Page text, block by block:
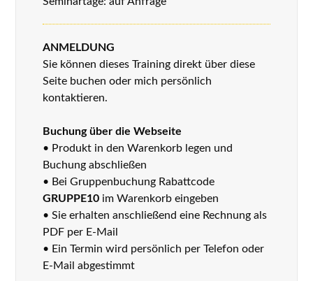
ANMELDUNG
Sie können dieses Training direkt über diese
Seite buchen oder mich persönlich
kontaktieren.
Buchung über die Webseite
• Produkt in den Warenkorb legen und
Buchung abschließen
• Bei Gruppenbuchung Rabattcode
GRUPPE10 im Warenkorb eingeben
• Sie erhalten anschließend eine Rechnung als
PDF per E-Mail
• Ein Termin wird persönlich per Telefon oder
E-Mail abgestimmt